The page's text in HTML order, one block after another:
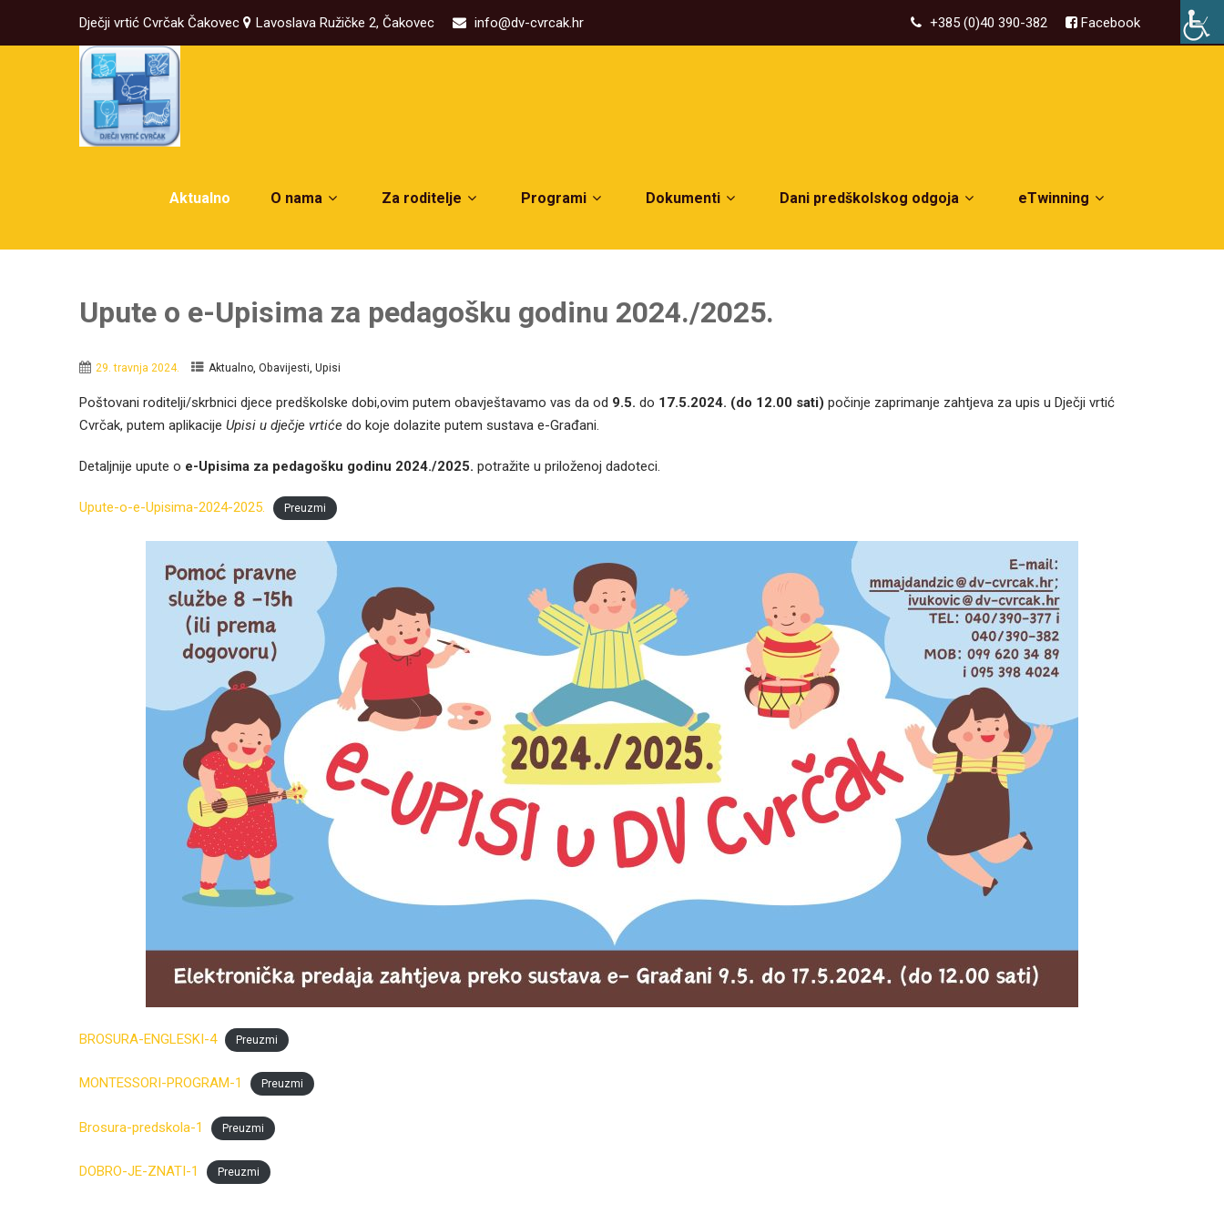
Dječji vrtić Cvrčak Čakovec Lavoslava Ružičke 2, Čakovec info@dv-cvrcak.hr +385 (0)40 390-382 Facebook
Aktualno O nama Za roditelje Programi Dokumenti Dani predškolskog odgoja eTwinning
Upute o e-Upisima za pedagošku godinu 2024./2025.
29. travnja 2024. Aktualno Obavijesti Upisi
Poštovani roditelji/skrbnici djece predškolske dobi,ovim putem obavještavamo vas da od 9.5. do 17.5.2024. (do 12.00 sati) počinje zaprimanje zahtjeva za upis u Dječji vrtić
Cvrčak, putem aplikacije Upisi u dječje vrtiće do koje dolazite putem sustava e-Građani.
Detaljnije upute o e-Upisima za pedagošku godinu 2024./2025. potražite u priloženoj dadoteci.
Upute-o-e-Upisima-2024-2025. Preuzmi
BROSURA-ENGLESKI-4 Preuzmi
MONTESSORI-PROGRAM-1 Preuzmi
Brosura-predskola-1 Preuzmi
DOBRO-JE-ZNATI-1 Preuzmi